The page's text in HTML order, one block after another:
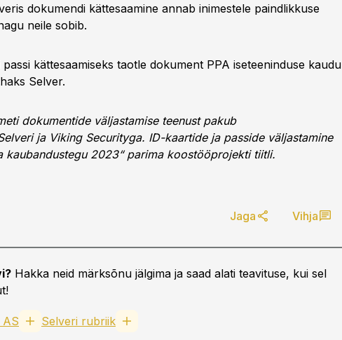
dokumendi kättesaamine annab inimestele paindlikkuse
neile sobib.
kättesaamiseks taotle dokument PPA iseteeninduse kaudu
Selver.
dokumentide väljastamise teenust pakub
ja Viking Securityga. ID-kaartide ja passide väljastamine
kaubandustegu 2023“ parima koostööprojekti tiitli.
Jaga Vihja
Hakka neid märksõnu jälgima ja saad alati teavituse, kui sel
AS Selveri rubriik